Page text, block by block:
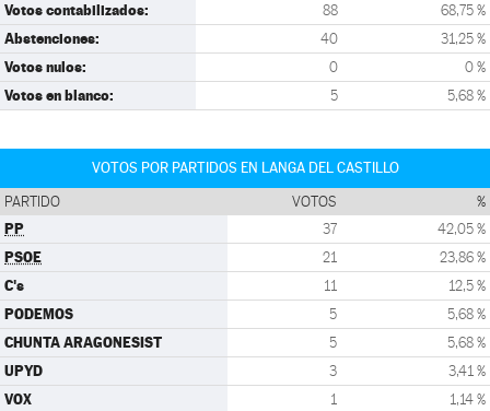
Votos contabilizados: 88 68,75 %
Abstenciones: 40 31,25 %
Votos nulos: 0 0 %
Votos en blanco: 5 5,68 %
VOTOS POR PARTIDOS EN LANGA DEL CASTILLO
PARTIDO VOTOS %
PP 37 42,05 %
PSOE 21 23,86 %
C's 11 12,5 %
PODEMOS 5 5,68 %
CHUNTA ARAGONESIST 5 5,68 %
UPYD 3 3,41 %
VOX 1 1,14 %